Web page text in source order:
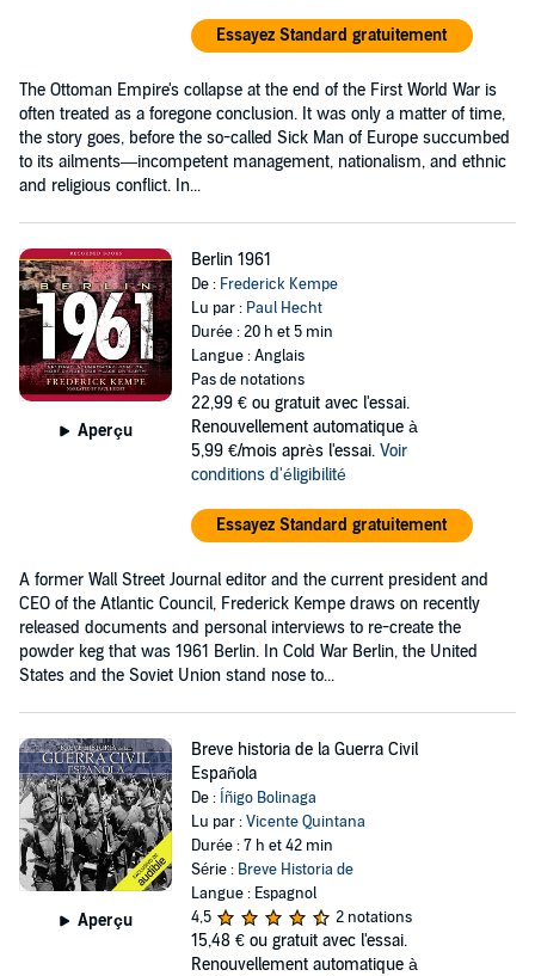
Essayez Standard gratuitement
The Ottoman Empire's collapse at the end of the First World War is
often treated as a foregone conclusion. It was only a matter of time,
the story goes, before the so-called Sick Man of Europe succumbed
to its ailments—incompetent management, nationalism, and ethnic
and religious conflict. In...
Aperçu
Berlin 1961
De : Frederick Kempe
Lu par : Paul Hecht
Durée : 20 h et 5 min
Langue : Anglais
Pas de notations
22,99 € ou gratuit avec l'essai.
Renouvellement automatique à
5,99 €/mois après l'essai. Voir
conditions d'éligibilité
Essayez Standard gratuitement
A former Wall Street Journal editor and the current president and
CEO of the Atlantic Council, Frederick Kempe draws on recently
released documents and personal interviews to re-create the
powder keg that was 1961 Berlin. In Cold War Berlin, the United
States and the Soviet Union stand nose to...
Aperçu
Breve historia de la Guerra Civil
Española
De : Íñigo Bolinaga
Lu par :Vicente Quintana
Durée : 7 h et 42 min
Série : Breve Historia de
Langue : Espagnol
4,5
2 notations
15,48 € ou gratuit avec l'essai.
Renouvellement automatique à